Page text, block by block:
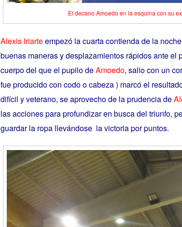
El decano Amoedo en la esquina con su
Alexis Iriarteempezó la cuarta contienda de la
buenas maneras y desplazamientos rápidos ante el
cuerpo del que el pupilo deAmoedo, salio con un
fue producido con codo o cabeza ) marcó el
difícil y veterano, se aprovecho de la prudencia de
las acciones para profundizar en busca del triunfo,
guardar la ropa llevándose la victoria por puntos.